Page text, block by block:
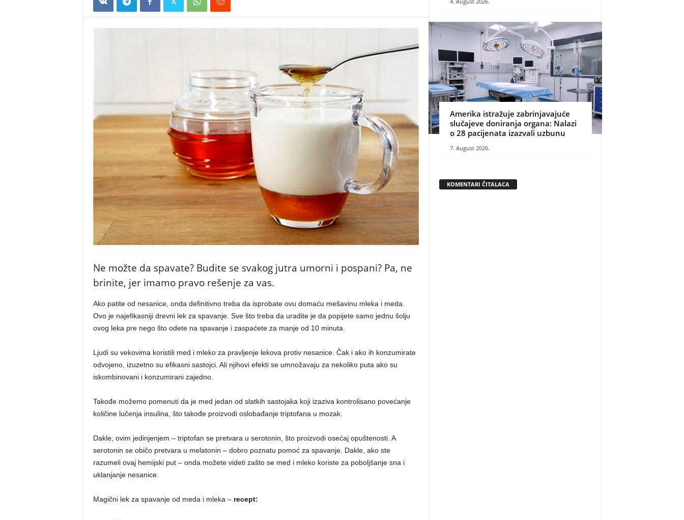
Ne možte da spavate? Budite se svakog jutra umorni i pospani? Pa, ne
brinite, jer imamo pravo rešenje za vas.
Ako patite od nesanice, onda definitivno treba da isprobate ovu domaću mešavinu mleka i meda.
Ovo je najefikasniji drevni lek za spavanje. Sve što treba da uradite je da popijete samo jednu šolju
ovog leka pre nego što odete na spavanje i zaspaćete za manje od 10 minuta.
Ljudi su vekovima koristili med i mleko za pravljenje lekova protiv nesanice. Čak i ako ih konzumirate
odvojeno, izuzetno su efikasni sastojci. Ali njihovi efekti se umnožavaju za nekoliko puta ako su
iskombinovani i konzumirani zajedno.
Takođe možemo pomenuti da je med jedan od slatkih sastojaka koji izaziva kontrolisano povećanje
količine lučenja insulina, što takođe proizvodi oslobađanje triptofana u mozak.
Dakle, ovim jedinjenjem – triptofan se pretvara u serotonin, što proizvodi osećaj opuštenosti. A
serotonin se običo pretvara u melatonin – dobro poznatu pomoć za spavanje. Dakle, ako ste
razumeli ovaj hemijski put – onda možete videti zašto se med i mleko koriste za poboljšanje sna i
uklanjanje nesanice.
Magični lek za spavanje od meda i mleka – recept:
Amerika istražuje zabrinjavajuće
slučajeve doniranja organa: Nalazi
o 28 pacijenata izazvali uzbunu
7. August 2026.
KOMENTARI ČITALACA